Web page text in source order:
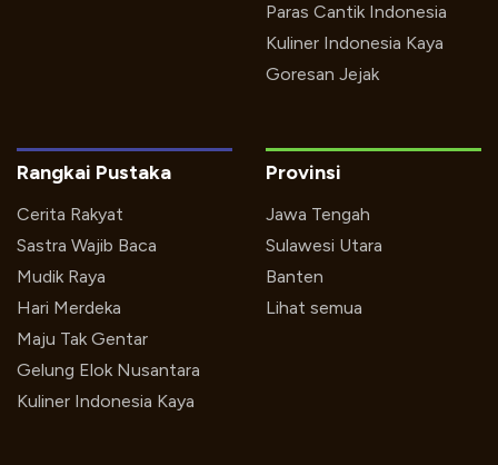
Paras Cantik Indonesia
Kuliner Indonesia Kaya
Goresan Jejak
Rangkai Pustaka
Cerita Rakyat
Sastra Wajib Baca
Mudik Raya
Hari Merdeka
Maju Tak Gentar
Gelung Elok Nusantara
Kuliner Indonesia Kaya
Provinsi
Jawa Tengah
Sulawesi Utara
Banten
Lihat semua